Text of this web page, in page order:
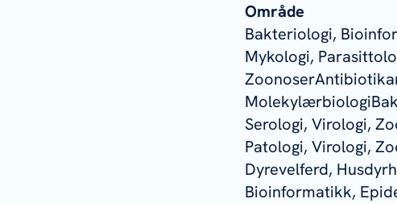
Område
Bakteriologi,
Mykologi,
Serologi, Virologi,
Patologi, Virologi,
Dyrevelferd,
Bioinformatikk,